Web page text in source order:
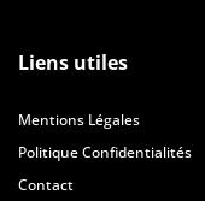
Liens utiles
Mentions Légales
Politique Confidentialités
Contact